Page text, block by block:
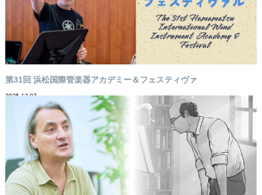
第31回 浜松国際管楽器アカデミー＆フェスティヴァ
2025-12-07